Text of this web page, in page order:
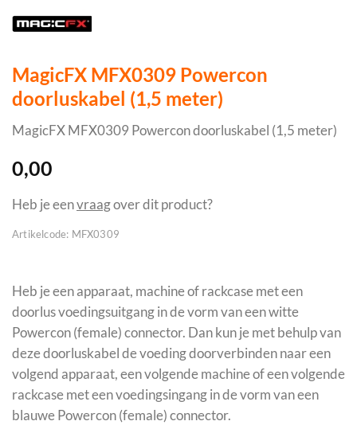
MagicFX MFX0309 Powercon
doorluskabel (1,5 meter)
MagicFX MFX0309 Powercon doorluskabel (1,5 meter)
0,00
Heb je eenvraagover dit product?
Artikelcode: MFX0309
Heb je een apparaat, machine of rackcase met een
doorlus voedingsuitgang in de vorm van een witte
Powercon (female) connector. Dan kun je met behulp van
deze doorluskabel de voeding doorverbinden naar een
volgend apparaat, een volgende machine of een volgende
rackcase met een voedingsingang in de vorm van een
blauwe Powercon (female) connector.